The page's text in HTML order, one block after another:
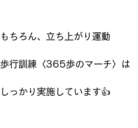
もちろん、立ち上がり運動
歩行訓練〈365歩のマーチ〉は
しっかり実施しています👍